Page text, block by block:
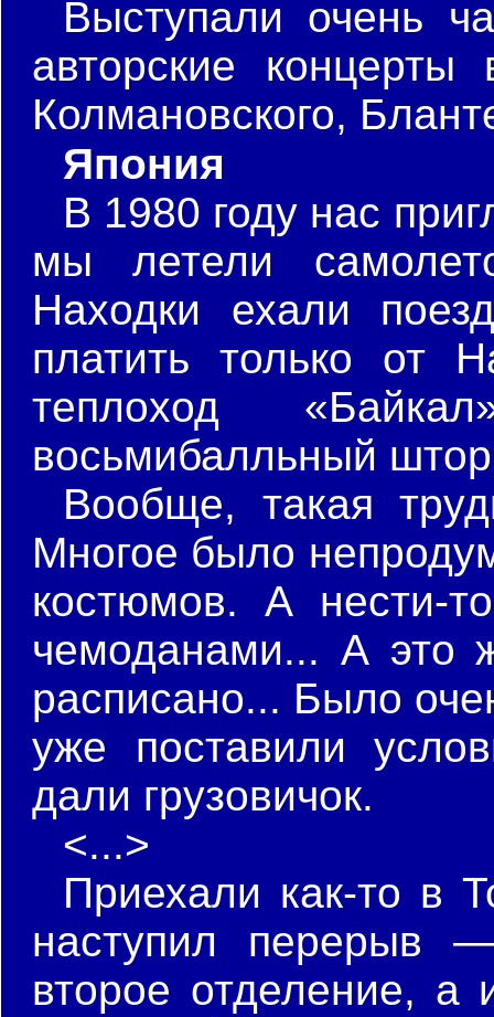
Выступали очень
авторские
Колмановского,
Япония
В 1980 году нас
мы летели
Находки ехали
платить только от
теплоход
восьмибалльный
Вообще, такая
Многое было
костюмов. А
чемоданами... А это
расписано... Было
уже поставили
дали грузовичок.
<...>
Приехали как-то в
наступил перерыв
второе отделение, а